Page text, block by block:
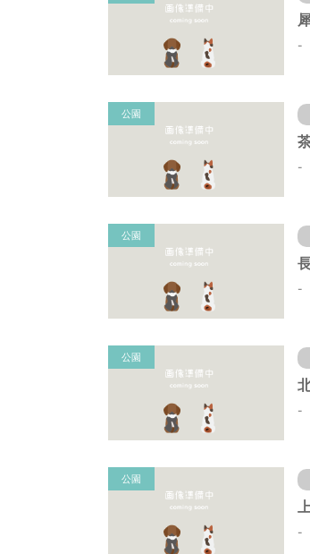
-
公園
-
公園
-
公園
-
公園
-